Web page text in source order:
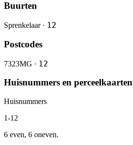
Buurten
Sprenkelaar · 12
Postcodes
7323MG · 12
Huisnummers en perceelkaarten
Huisnummers
1-12
6 even, 6 oneven.